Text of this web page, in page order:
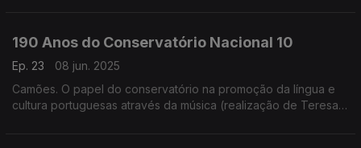
190 Anos do Conservatório Nacional 10
Ep. 23
08 jun. 2025
Camões. O papel do conservatório na promoção da língua e
cultura portuguesas através da música (realização de Teresa